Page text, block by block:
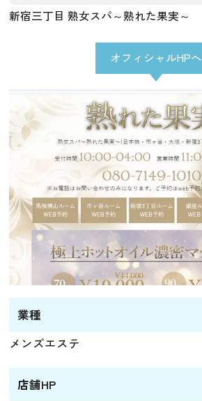
新宿三丁目 熟女スパ～熟れた果実～
業種
メンズエステ
店舗HP
オフィシャルHPへ